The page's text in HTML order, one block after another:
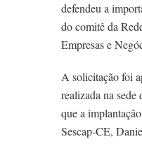
defendeu a
do comitê da
Empresas e
A solicitação foi
realizada na sede
que a
Sescap-CE,